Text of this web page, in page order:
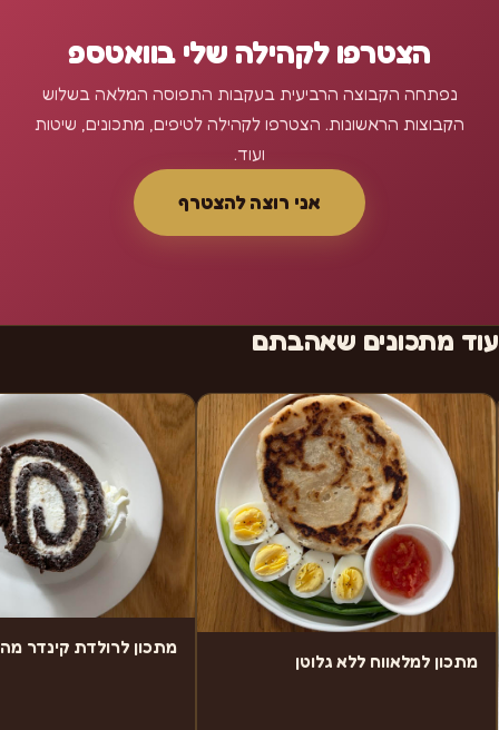
הצטרפו לקהילה שלי בוואטספ
נפתחה הקבוצה הרביעית בעקבות התפוסה המלאה בשלוש
הקבוצות הראשונות. הצטרפו לקהילה לטיפים, מתכונים, שיטות
ועוד.
אני רוצה להצטרף
עוד מתכונים שאהבתם
מתכון למלאווח ללא גלוטן
מתכון לרולדת קינדר